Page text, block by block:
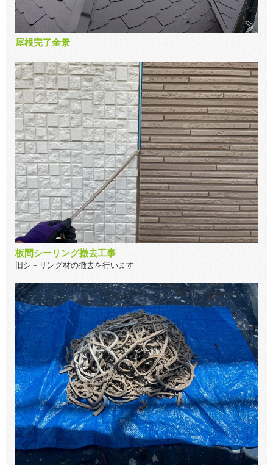
屋根完了全景
板間シーリング撤去工事
旧シ－リング材の撤去を行います